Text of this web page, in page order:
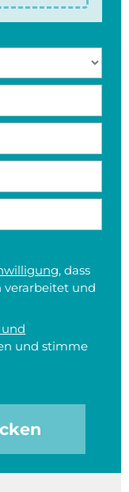
, dass
verarbeitet und
und stimme